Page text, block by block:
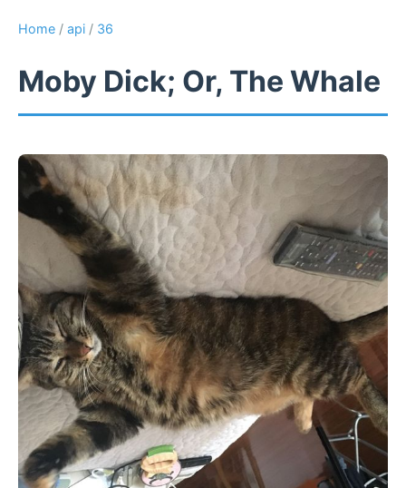
Home / api / 36
Moby Dick; Or, The Whale